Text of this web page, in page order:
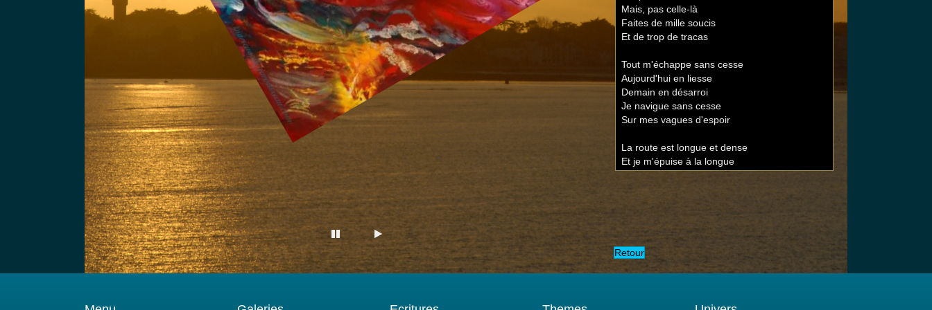
Mais, pas celle-là
Faites de mille soucis
Et de trop de tracas
Tout m'échappe sans cesse
Aujourd'hui en liesse
Demain en désarroi
Je navigue sans cesse
Sur mes vagues d'espoir
La route est longue et dense
Et je m'épuise à la longue
Rêves, progrès et galères
........ET JE COURE"..."
Petit Homme,
Retour